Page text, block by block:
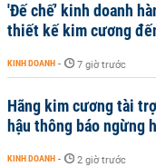
'Đế chế’ kinh doanh
thiết kế kim cương
KINH DOANH - 7 giờ trước
Hãng kim cương tài
hậu thông báo ngừng
KINH DOANH - 2 giờ trước